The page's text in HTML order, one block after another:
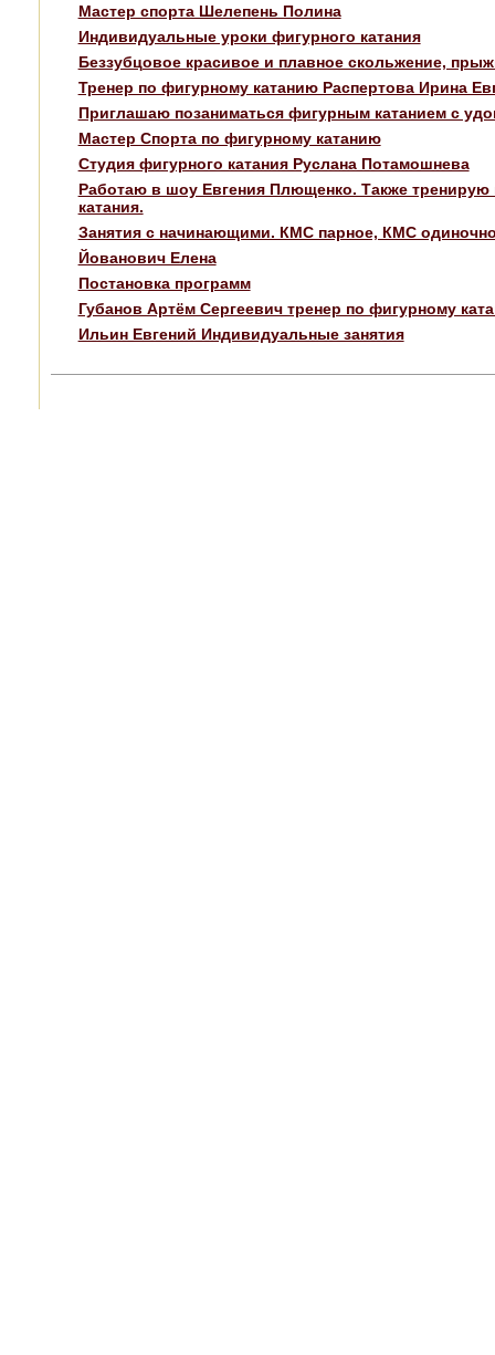
Мастер спорта Шелепень Полина
Индивидуальные уроки фигурного катания
Беззубцовое красивое и плавное скольжение,
Тренер по фигурному катанию Распертова Ирина
Приглашаю позаниматься фигурным катанием с
Мастер Спорта по фигурному катанию
Студия фигурного катания Руслана Потамошнева
Работаю в шоу Евгения Плющенко. Также тренирую
катания.
Занятия с начинающими. КМС парное, КМС
Йованович Елена
Постановка программ
Губанов Артём Сергеевич тренер по фигурному
Ильин Евгений Индивидуальные занятия